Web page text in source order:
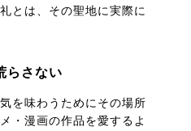
とは、その聖地に実際に
らさない
を味わうためにその場所
・漫画の作品を愛するよ